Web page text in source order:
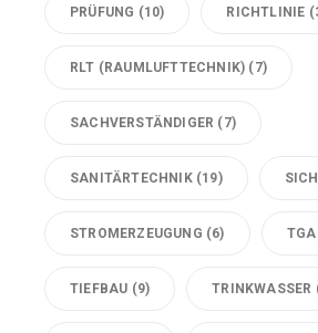
PRÜFUNG (10) RICHTLINIE
RLT (RAUMLUFTTECHNIK) (7)
SACHVERSTÄNDIGER (7)
SANITÄRTECHNIK(19)
STROMERZEUGUNG (6) TGA
TIEFBAU (9) TRINKWASSER